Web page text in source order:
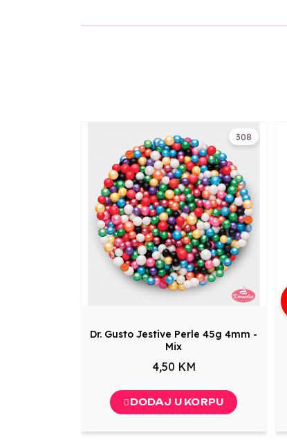
308
Dr. Gusto Jestive Perle 45g 4mm -
Mix
4,50 KM
DODAJ U KORPU